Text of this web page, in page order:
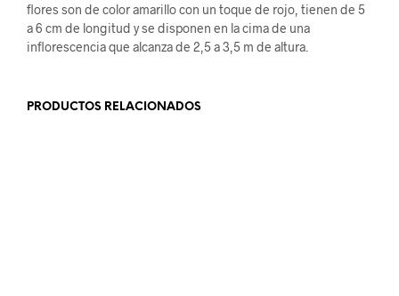
flores son de color amarillo con un toque de rojo, tienen de 5
a 6 cm de longitud y se disponen en la cima de una
inflorescencia que alcanza de 2,5 a 3,5 m de altura.
PRODUCTOS RELACIONADOS